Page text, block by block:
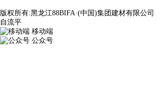
版权所有:黑龙江88BIFA·(中国)集团建材有限公司
自流平
移动端
公众号